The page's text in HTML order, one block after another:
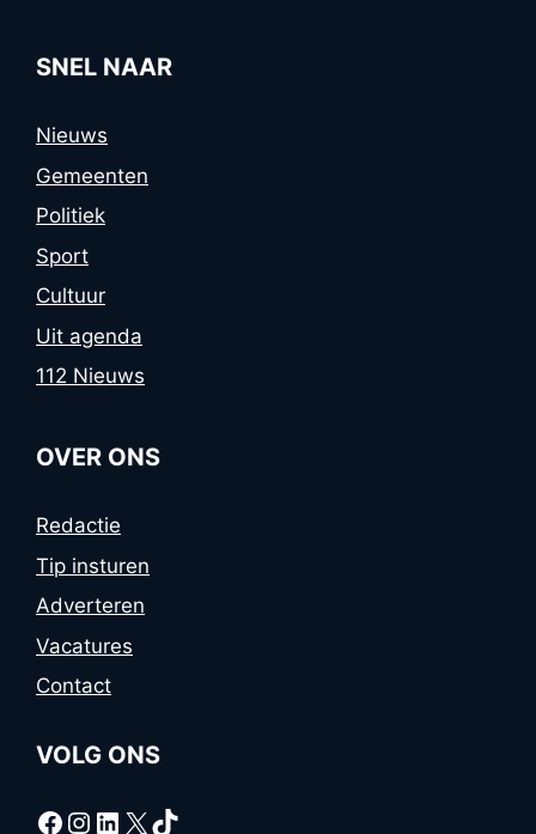
SNEL NAAR
Nieuws
Gemeenten
Politiek
Sport
Cultuur
Uit agenda
112 Nieuws
OVER ONS
Redactie
Tip insturen
Adverteren
Vacatures
Contact
VOLG ONS
Facebook
Instagram
LinkedIn
X TikTok